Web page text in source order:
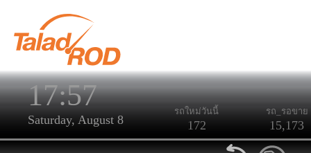
17:57
Saturday, August 8
รถใหม่วันนี้
172
รถ_รอขาย
15,173